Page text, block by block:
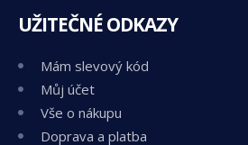
UŽITEČNÉ ODKAZY
Mám slevový kód
Můj účet
Vše o nákupu
Doprava a platba